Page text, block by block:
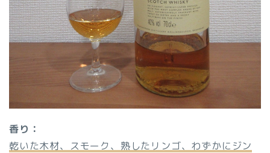
香り：
乾いた木材、スモーク、熟したリンゴ、わずかにジン